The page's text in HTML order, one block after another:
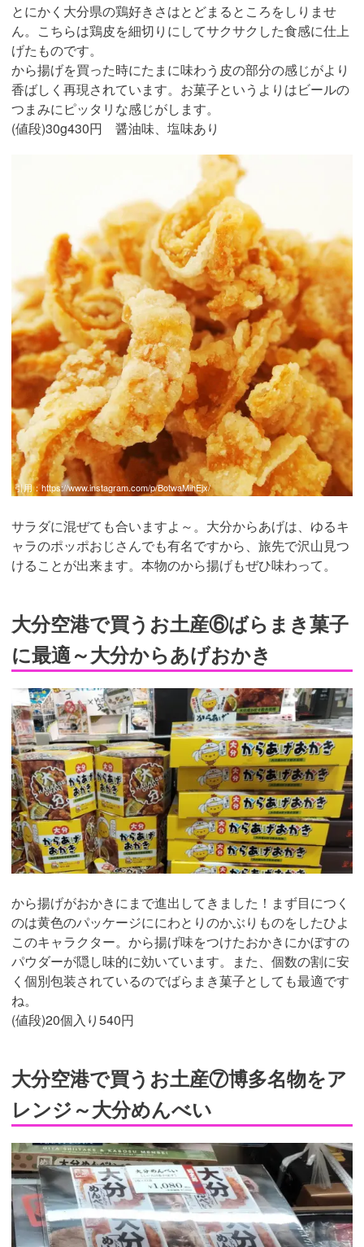
とにかく大分県の鶏好きさはとどまるところをしりませ
ん。こちらは鶏皮を細切りにしてサクサクした食感に仕上
げたものです。
から揚げを買った時にたまに味わう皮の部分の感じがより
香ばしく再現されています。お菓子というよりはビールの
つまみにピッタリな感じがします。
(値段)30g430円 醤油味、塩味あり
引用：https://www.instagram.com/p/BotwaMihEjx/
サラダに混ぜても合いますよ～。大分からあげは、ゆるキ
ャラのポッポおじさんでも有名ですから、旅先で沢山見つ
けることが出来ます。本物のから揚げもぜひ味わって。
大分空港で買うお土産⑥ばらまき菓子
に最適～大分からあげおかき
から揚げがおかきにまで進出してきました！まず目につく
のは黄色のパッケージににわとりのかぶりものをしたひよ
このキャラクター。から揚げ味をつけたおかきにかぼすの
パウダーが隠し味的に効いています。また、個数の割に安
く個別包装されているのでばらまき菓子としても最適です
ね。
(値段)20個入り540円
大分空港で買うお土産⑦博多名物をア
レンジ～大分めんべい